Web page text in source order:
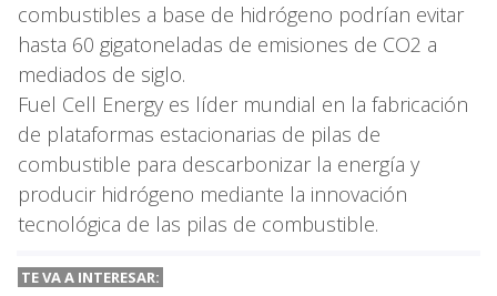
combustibles a base de hidrógeno podrían evitar
hasta 60 gigatoneladas de emisiones de CO2 a
mediados de siglo.
Fuel Cell Energy es líder mundial en la fabricación
de plataformas estacionarias de pilas de
combustible para descarbonizar la energía y
producir hidrógeno mediante la innovación
tecnológica de las pilas de combustible.
TE VA A INTERESAR: